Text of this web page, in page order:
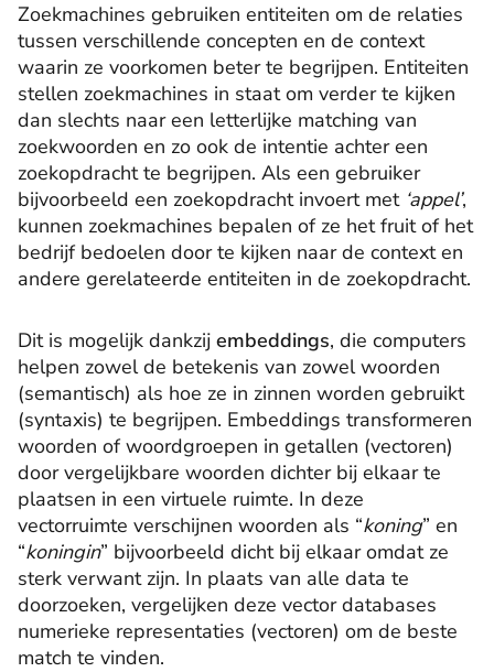
Zoekmachines gebruiken entiteiten om de relaties
tussen verschillende concepten en de context
waarin ze voorkomen beter te begrijpen. Entiteiten
stellen zoekmachines in staat om verder te kijken
dan slechts naar een letterlijke matching van
zoekwoorden en zo ook de intentie achter een
zoekopdracht te begrijpen. Als een gebruiker
bijvoorbeeld een zoekopdracht invoert met ‘appel’,
kunnen zoekmachines bepalen of ze het fruit of het
bedrijf bedoelen door te kijken naar de context en
andere gerelateerde entiteiten in de zoekopdracht.
Dit is mogelijk dankzij embeddings, die computers
helpen zowel de betekenis van zowel woorden
(semantisch) als hoe ze in zinnen worden gebruikt
(syntaxis) te begrijpen. Embeddings transformeren
woorden of woordgroepen in getallen (vectoren)
door vergelijkbare woorden dichter bij elkaar te
plaatsen in een virtuele ruimte. In deze
vectorruimte verschijnen woorden als “koning” en
“koningin” bijvoorbeeld dicht bij elkaar omdat ze
sterk verwant zijn. In plaats van alle data te
doorzoeken, vergelijken deze vector databases
numerieke representaties (vectoren) om de beste
match te vinden.